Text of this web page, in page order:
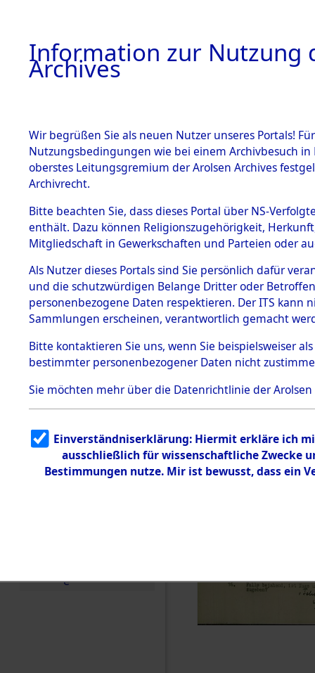
BESTÄNDE
1.
mente
5. Verschiedenes
5.3
Todesmärsche
5.3.1 Alliierte
Erhebungen
zu
Todesmärsch
en
5.3.2
g
5.3.3
Todesmärsch
e
von
Toter aus
Ort ihrer
0003
Information zur Nutzung
Archives
Wir begrüßen Sie als neuen Nutzer unseres Portals!
Nutzungsbedingungen wie bei einem Archivbesuch
oberstes Leitungsgremium der Arolsen Archives
Archivrecht.
Bitte beachten Sie, dass dieses Portal über NS-
enthält. Dazu können Religionszugehörigkeit,
Mitgliedschaft in Gewerkschaften und Parteien oder
Als Nutzer dieses Portals sind Sie persönlich dafür
und die schutzwürdigen Belange Dritter oder
personenbezogene Daten respektieren. Der ITS
Sammlungen erscheinen, verantwortlich gemacht
Bitte kontaktieren Sie uns, wenn Sie beispielsweiser
bestimmter personenbezogener Daten nicht
Sie möchten mehr über die Datenrichtlinie der Arolsen
Einverständniserklärung: Hiermit erkläre ich
ausschließlich für wissenschaftliche Zwecke
Bestimmungen nutze. Mir ist bewusst, dass ein